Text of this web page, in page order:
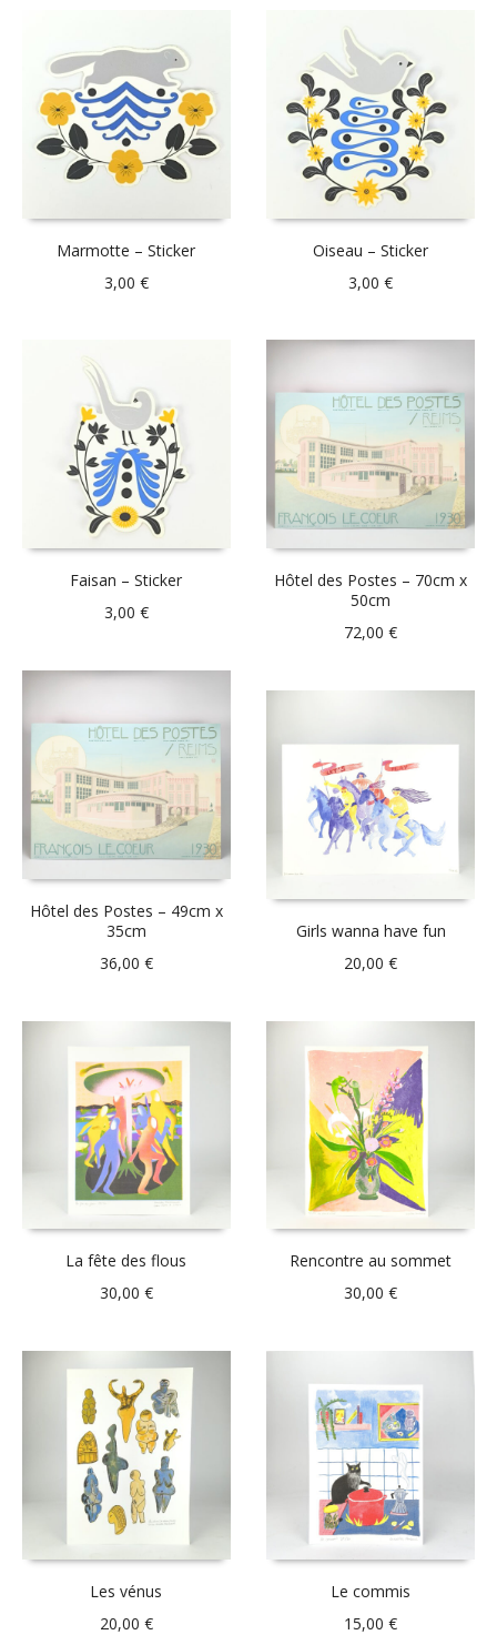
Marmotte – Sticker
3,00 €
Oiseau – Sticker
3,00€
Faisan – Sticker
3,00 €
Hôtel des Postes – 70cm x
50cm
72,00€
Hôtel des Postes – 49cm x
35cm
36,00 €
Girls wanna have fun
20,00€
La fête des flous
30,00 €
Rencontre au sommet
30,00€
Les vénus
20,00 €
Le commis
15,00€